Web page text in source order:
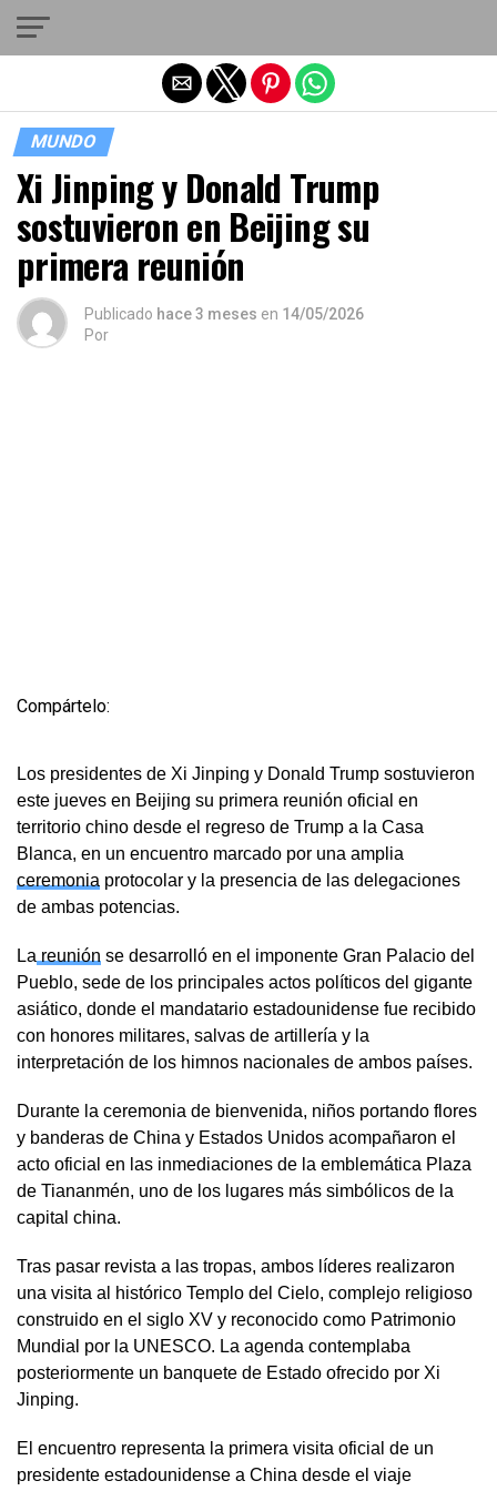
MUNDO
Xi Jinping y Donald Trump
sostuvieron en Beijing su
primera reunión
Publicado hace 3 meses en 14/05/2026
Por
Compártelo:
Los presidentes de Xi Jinping y Donald Trump sostuvieron
este jueves en Beijing su primera reunión oficial en
territorio chino desde el regreso de Trump a la Casa
Blanca, en un encuentro marcado por una amplia
ceremonia protocolar y la presencia de las delegaciones
de ambas potencias.
La reunión se desarrolló en el imponente Gran Palacio del
Pueblo, sede de los principales actos políticos del gigante
asiático, donde el mandatario estadounidense fue recibido
con honores militares, salvas de artillería y la
interpretación de los himnos nacionales de ambos países.
Durante la ceremonia de bienvenida, niños portando flores
y banderas de China y Estados Unidos acompañaron el
acto oficial en las inmediaciones de la emblemática Plaza
de Tiananmén, uno de los lugares más simbólicos de la
capital china.
Tras pasar revista a las tropas, ambos líderes realizaron
una visita al histórico Templo del Cielo, complejo religioso
construido en el siglo XV y reconocido como Patrimonio
Mundial por la UNESCO. La agenda contemplaba
posteriormente un banquete de Estado ofrecido por Xi
Jinping.
El encuentro representa la primera visita oficial de un
presidente estadounidense a China desde el viaje